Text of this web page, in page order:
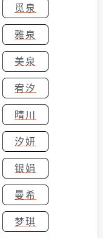
觅泉
雅泉
美泉
宥汐
晴川
汐妍
银娟
曼希
梦琪